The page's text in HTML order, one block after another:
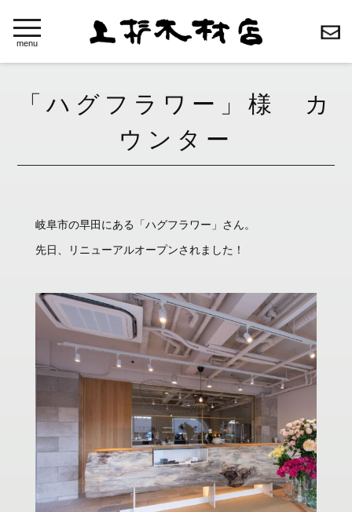
toggle
navigation
menu
「ハグフラワー」様 カ
ウンター
岐阜市の早田にある「ハグフラワー」さん。
先日、リニューアルオープンされました！